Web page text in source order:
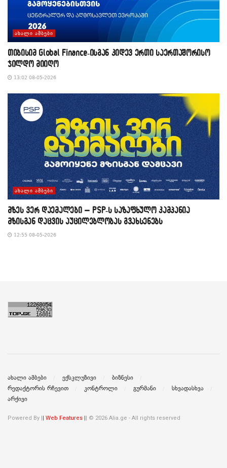
ᲐᲮᲐᲚᲘ ᲐᲛᲑᲔᲑᲘ
თიბისიმ Global Finance-ისგან კიდევ ერთი საერთაშორისო
ჯილდო მიიღო
13:02 08-05-2026
ᲐᲮᲐᲚᲘ ᲐᲛᲑᲔᲑᲘ
მზეს ვერ დაემალები – PSP-ს საზაფხულო კამპანია
მზისგან დაცვის აუცილებლობას გვახსენებს
12:55 08-05-2026
ახალი ამბები ექსკლუზივი
ბიზნესი
რედაქტორის რჩევით
კონტროლი გურმანი
სხვადასხვა
არქივი
Powered By || Web Features || © 2026 Alia.ge - All rights reserved